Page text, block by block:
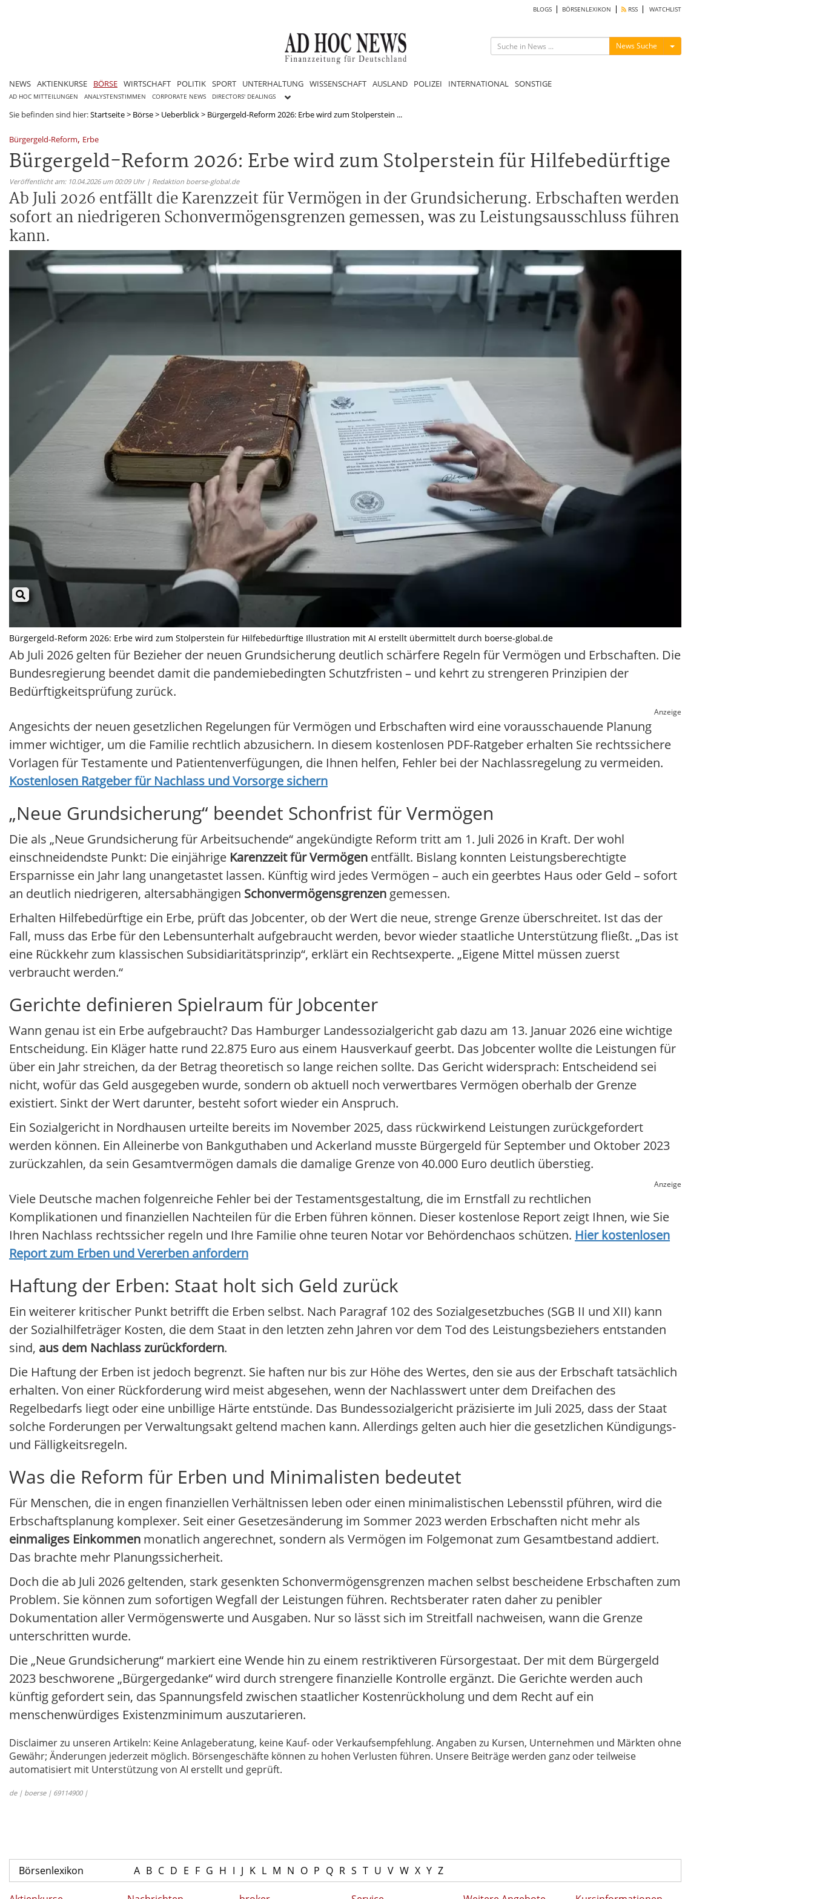
BLOGS BÖRSENLEXIKON RSS WATCHLIST
News Suche Menü ein-/ausblenden
NEWS AKTIENKURSE BÖRSE WIRTSCHAFT POLITIK SPORT UNTERHALTUNG WISSENSCHAFT AUSLAND POLIZEI INTERNATIONAL SONSTIGE
AD HOC MITTEILUNGEN ANALYSTENSTIMMEN CORPORATE NEWS DIRECTORS' DEALINGS
Sie befinden sind hier:Startseite> Börse> Ueberblick> Bürgergeld-Reform 2026: Erbe wird zum Stolperstein ...
Bürgergeld-Reform, Erbe
Bürgergeld-Reform 2026: Erbe wird zum Stolperstein für Hilfebedürftige
Veröffentlicht am: 10.04.2026 um 00:09 Uhr | Redaktion boerse-global.de
Ab Juli 2026 entfällt die Karenzzeit für Vermögen in der Grundsicherung. Erbschaften werden
sofort an niedrigeren Schonvermögensgrenzen gemessen, was zu Leistungsausschluss führen
kann.
Bürgergeld-Reform 2026: Erbe wird zum Stolperstein für Hilfebedürftige Illustration mit AI erstellt übermittelt durch boerse-global.de
Ab Juli 2026 gelten für Bezieher der neuen Grundsicherung deutlich schärfere Regeln für Vermögen und Erbschaften. Die
Bundesregierung beendet damit die pandemiebedingten Schutzfristen – und kehrt zu strengeren Prinzipien der
Bedürftigkeitsprüfung zurück.
Anzeige
Angesichts der neuen gesetzlichen Regelungen für Vermögen und Erbschaften wird eine vorausschauende Planung
immer wichtiger, um die Familie rechtlich abzusichern. In diesem kostenlosen PDF-Ratgeber erhalten Sie rechtssichere
Vorlagen für Testamente und Patientenverfügungen, die Ihnen helfen, Fehler bei der Nachlassregelung zu vermeiden.
Kostenlosen Ratgeber für Nachlass und Vorsorge sichern
„Neue Grundsicherung“ beendet Schonfrist für Vermögen
Die als „Neue Grundsicherung für Arbeitsuchende“ angekündigte Reform tritt am 1. Juli 2026 in Kraft. Der wohl
einschneidendste Punkt: Die einjährige Karenzzeit für Vermögen entfällt. Bislang konnten Leistungsberechtigte
Ersparnisse ein Jahr lang unangetastet lassen. Künftig wird jedes Vermögen – auch ein geerbtes Haus oder Geld – sofort
an deutlich niedrigeren, altersabhängigen Schonvermögensgrenzengemessen.
Erhalten Hilfebedürftige ein Erbe, prüft das Jobcenter, ob der Wert die neue, strenge Grenze überschreitet. Ist das der
Fall, muss das Erbe für den Lebensunterhalt aufgebraucht werden, bevor wieder staatliche Unterstützung fließt. „Das ist
eine Rückkehr zum klassischen Subsidiaritätsprinzip“, erklärt ein Rechtsexperte. „Eigene Mittel müssen zuerst
verbraucht werden.“
Gerichte definieren Spielraum für Jobcenter
Wann genau ist ein Erbe aufgebraucht? Das Hamburger Landessozialgericht gab dazu am 13. Januar 2026 eine wichtige
Entscheidung. Ein Kläger hatte rund 22.875 Euro aus einem Hausverkauf geerbt. Das Jobcenter wollte die Leistungen für
über ein Jahr streichen, da der Betrag theoretisch so lange reichen sollte. Das Gericht widersprach: Entscheidend sei
nicht, wofür das Geld ausgegeben wurde, sondern ob aktuell noch verwertbares Vermögen oberhalb der Grenze
existiert. Sinkt der Wert darunter, besteht sofort wieder ein Anspruch.
Ein Sozialgericht in Nordhausen urteilte bereits im November 2025, dass rückwirkend Leistungen zurückgefordert
werden können. Ein Alleinerbe von Bankguthaben und Ackerland musste Bürgergeld für September und Oktober 2023
zurückzahlen, da sein Gesamtvermögen damals die damalige Grenze von 40.000 Euro deutlich überstieg.
Anzeige
Viele Deutsche machen folgenreiche Fehler bei der Testamentsgestaltung, die im Ernstfall zu rechtlichen
Komplikationen und finanziellen Nachteilen für die Erben führen können. Dieser kostenlose Report zeigt Ihnen, wie Sie
Ihren Nachlass rechtssicher regeln und Ihre Familie ohne teuren Notar vor Behördenchaos schützen. Hier kostenlosen
Report zum Erben und Vererben anfordern
Haftung der Erben: Staat holt sich Geld zurück
Ein weiterer kritischer Punkt betrifft die Erben selbst. Nach Paragraf 102 des Sozialgesetzbuches (SGB II und XII) kann
der Sozialhilfeträger Kosten, die dem Staat in den letzten zehn Jahren vor dem Tod des Leistungsbeziehers entstanden
sind, aus dem Nachlass zurückfordern.
Die Haftung der Erben ist jedoch begrenzt. Sie haften nur bis zur Höhe des Wertes, den sie aus der Erbschaft tatsächlich
erhalten. Von einer Rückforderung wird meist abgesehen, wenn der Nachlasswert unter dem Dreifachen des
Regelbedarfs liegt oder eine unbillige Härte entstünde. Das Bundessozialgericht präzisierte im Juli 2025, dass der Staat
solche Forderungen per Verwaltungsakt geltend machen kann. Allerdings gelten auch hier die gesetzlichen Kündigungs-
und Fälligkeitsregeln.
Was die Reform für Erben und Minimalisten bedeutet
Für Menschen, die in engen finanziellen Verhältnissen leben oder einen minimalistischen Lebensstil pführen, wird die
Erbschaftsplanung komplexer. Seit einer Gesetzesänderung im Sommer 2023 werden Erbschaften nicht mehr als
einmaliges Einkommen monatlich angerechnet, sondern als Vermögen im Folgemonat zum Gesamtbestand addiert.
Das brachte mehr Planungssicherheit.
Doch die ab Juli 2026 geltenden, stark gesenkten Schonvermögensgrenzen machen selbst bescheidene Erbschaften zum
Problem. Sie können zum sofortigen Wegfall der Leistungen führen. Rechtsberater raten daher zu penibler
Dokumentation aller Vermögenswerte und Ausgaben. Nur so lässt sich im Streitfall nachweisen, wann die Grenze
unterschritten wurde.
Die „Neue Grundsicherung“ markiert eine Wende hin zu einem restriktiveren Fürsorgestaat. Der mit dem Bürgergeld
2023 beschworene „Bürgergedanke“ wird durch strengere finanzielle Kontrolle ergänzt. Die Gerichte werden auch
künftig gefordert sein, das Spannungsfeld zwischen staatlicher Kostenrückholung und dem Recht auf ein
menschenwürdiges Existenzminimum auszutarieren.
Disclaimer zu unseren Artikeln: Keine Anlageberatung, keine Kauf- oder Verkaufsempfehlung. Angaben zu Kursen, Unternehmen und Märkten ohne
Gewähr; Änderungen jederzeit möglich. Börsengeschäfte können zu hohen Verlusten führen. Unsere Beiträge werden ganz oder teilweise
automatisiert mit Unterstützung von AI erstellt und geprüft.
de | boerse | 69114900 |
Börsenlexikon A B C D E F G H I J K L M N O P Q R S T U V W X Y Z